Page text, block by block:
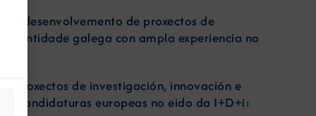
desenvolvemento de proxectos de
entidade galega con ampla experiencia no
proxectos de investigación, innovación e
candidaturas europeas no eido da I+D+i: